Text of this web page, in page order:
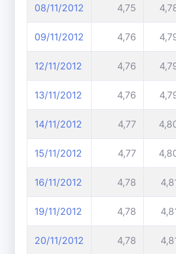
08/11/2012 4,75
09/11/2012 4,76
12/11/2012 4,76
13/11/2012 4,76
14/11/2012 4,77
15/11/2012 4,77
16/11/2012 4,78
19/11/2012 4,78
20/11/2012 4,78